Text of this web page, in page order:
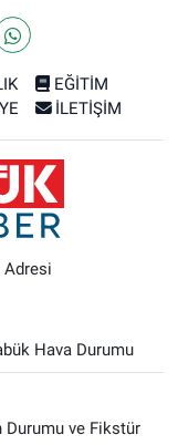
EĞİTİM
İLETİŞİM
Adresi
Hava Durumu
Durumu ve Fikstür